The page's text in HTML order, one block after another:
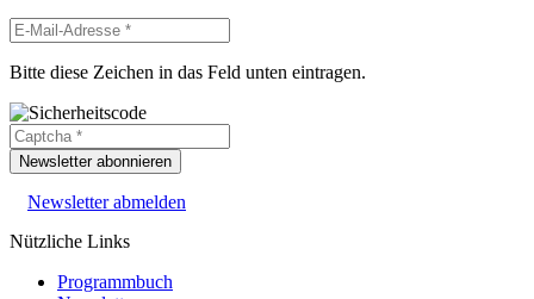
Bitte diese Zeichen in das Feld unten eintragen.
Newsletter abonnieren
Newsletter abmelden
Nützliche Links
Programmbuch